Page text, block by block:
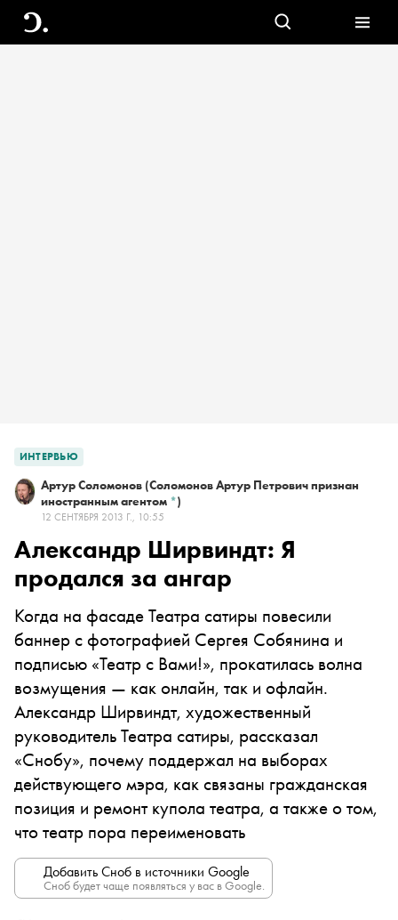
ИНТЕРВЬЮ
Артур Соломонов(Соломонов Артур Петрович признан
иностранным агентом *)
12 СЕНТЯБРЯ 2013 Г., 10:55
Александр Ширвиндт: Я
продался за ангар
Когда на фасаде Театра сатиры повесили
баннер с фотографией Сергея Собянина и
подписью «Театр с Вами!», прокатилась волна
возмущения — как онлайн, так и офлайн.
Александр Ширвиндт, художественный
руководитель Театра сатиры, рассказал
«Снобу», почему поддержал на выборах
действующего мэра, как связаны гражданская
позиция и ремонт купола театра, а также о том,
что театр пора переименовать
Добавить Сноб в источники Google
Сноб будет чаще появляться у вас в Google.